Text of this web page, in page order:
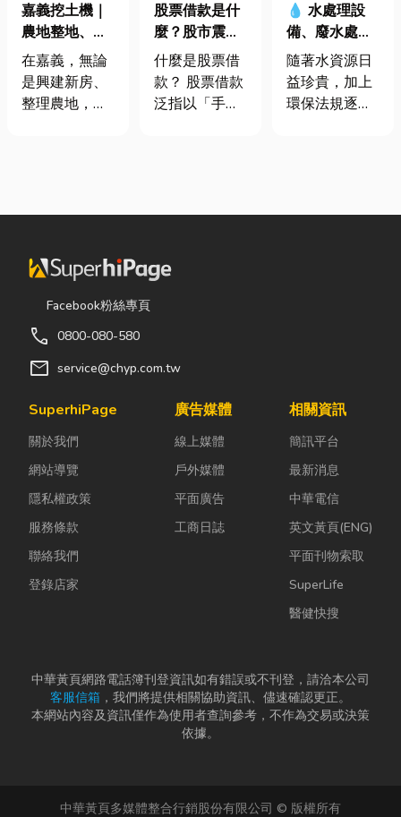
嘉義挖土機｜
農地整地、基
地開挖、土方
清運
在嘉義，無論
是興建新房、
整理農地，還
的嘉義挖土
速完成開挖、
整地與回填工
作，更能大幅
間，提高工程
效率。對許多
言，從農田整
平，到住宅基
礎開挖，挖土
機早已成為...
股票借款是什
麼？股市震盪|
股票借款、股
票質借、當鋪
借款完整比較
什麼是股票借
款？ 股票借款
泛指以「手中
的融資方式，
能取得資金應
依承作單位不
為證券公司的
行的有價證券
貸款，以...
💧 水處理設
備、廢水處理
工程與回收水
工程完整解析
｜打造高效率
隨著水資源日
益珍貴，加上
環保法規逐漸
資源管理。透
成本，實現節
經營的目標。
本文...
Facebook粉絲專頁
call 0800-080-580
mail service@chyp.com.tw
SuperhiPage
關於我們
網站導覽
隱私權政策
服務條款
聯絡我們
登錄店家
廣告媒體
線上媒體
戶外媒體
平面廣告
工商日誌
相關資訊
簡訊平台
最新消息
中華電信
英文黃頁(ENG)
平面刊物索取
SuperLife
醫健快搜
中華黃頁網路電話簿刊登資訊如有錯誤或不刊登，請洽本公司
客服信箱 ，我們將提供相關協助資訊、儘速確認更正。
本網站內容及資訊僅作為使用者查詢參考，不作為交易或決策
依據。
中華黃頁多媒體整合行銷股份有限公司 © 版權所有